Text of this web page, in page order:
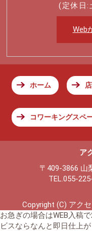
(定休日:
Web
ホーム
コワーキングスペ
ア
〒409-3866 山
TEL.055-
Copyright (C) アク
お急ぎの場合はWEB入稿
ビスならなんと即日仕上